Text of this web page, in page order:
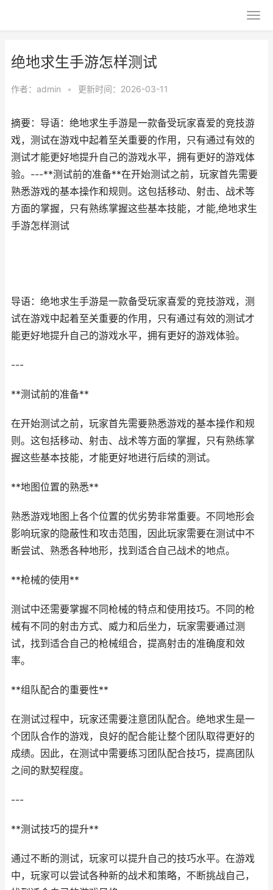
绝地求生手游怎样测试
作者： admin • 更新时间：2026-03-11
摘要：导语：绝地求生手游是一款备受玩家喜爱的竞技游
戏，测试在游戏中起着至关重要的作用，只有通过有效的
测试才能更好地提升自己的游戏水平，拥有更好的游戏体
验。---**测试前的准备**在开始测试之前，玩家首先需要
熟悉游戏的基本操作和规则。这包括移动、射击、战术等
方面的掌握，只有熟练掌握这些基本技能，才能,绝地求生
手游怎样测试
导语：绝地求生手游是一款备受玩家喜爱的竞技游戏，测
试在游戏中起着至关重要的作用，只有通过有效的测试才
能更好地提升自己的游戏水平，拥有更好的游戏体验。
---
**测试前的准备**
在开始测试之前，玩家首先需要熟悉游戏的基本操作和规
则。这包括移动、射击、战术等方面的掌握，只有熟练掌
握这些基本技能，才能更好地进行后续的测试。
**地图位置的熟悉**
熟悉游戏地图上各个位置的优劣势非常重要。不同地形会
影响玩家的隐蔽性和攻击范围，因此玩家需要在测试中不
断尝试、熟悉各种地形，找到适合自己战术的地点。
**枪械的使用**
测试中还需要掌握不同枪械的特点和使用技巧。不同的枪
械有不同的射击方式、威力和后坐力，玩家需要通过测
试，找到适合自己的枪械组合，提高射击的准确度和效
率。
**组队配合的重要性**
在测试过程中，玩家还需要注意团队配合。绝地求生是一
个团队合作的游戏，良好的配合能让整个团队取得更好的
成绩。因此，在测试中需要练习团队配合技巧，提高团队
之间的默契程度。
---
**测试技巧的提升**
通过不断的测试，玩家可以提升自己的技巧水平。在游戏
中，玩家可以尝试各种新的战术和策略，不断挑战自己，